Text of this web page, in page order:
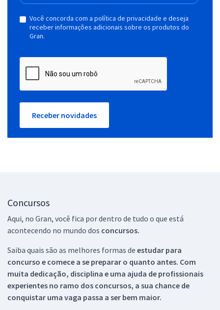
Você concorda com a política de privacidade e deseja
receber informações adicionais sobre os produtos do
Gran.
Receber novidades
Concursos
Aqui, no Gran, você fica por dentro de tudo o que está
acontecendo no mundo dos concursos.
Saiba quais são as melhores formas de estudar para
concurso e comece a se preparar o quanto antes. Com
muita dedicação, disciplina e uma ajuda de profissionais
experientes no ramo dos concursos, a sua chance de
conquistar uma vaga passa a ser bem maior.